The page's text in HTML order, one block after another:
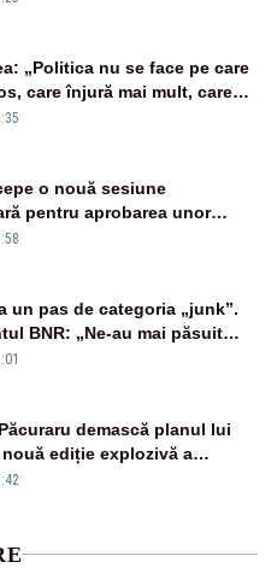
„Politica nu se face pe care
care înjură mai mult, care
ci pe proiecte”
o nouă sesiune
pentru aprobarea unor
un pas de categoria „junk”.
BNR: „Ne-au mai păsuit
luni”
demască planul lui
ediție explozivă a
Zilei” la Realitatea PLUS